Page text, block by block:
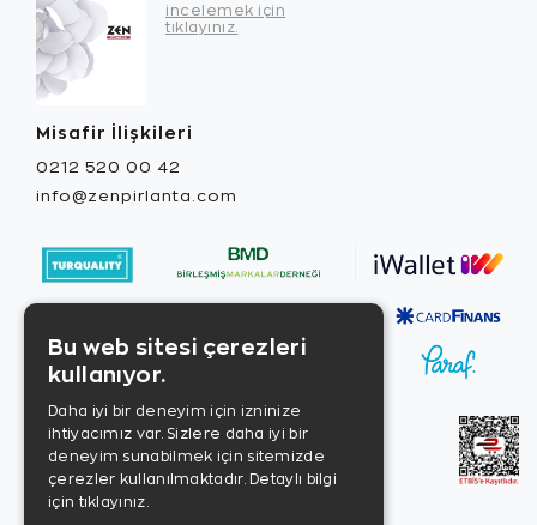
incelemek için
tıklayınız.
Misafir İlişkileri
0212 520 00 42
info@zenpirlanta.com
Bu web sitesi çerezleri
kullanıyor.
Daha iyi bir deneyim için izninize
ihtiyacımız var. Sizlere daha iyi bir
deneyim sunabilmek için sitemizde
çerezler kullanılmaktadır. Detaylı bilgi
için tıklayınız.